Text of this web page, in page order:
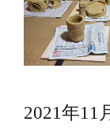
2021年